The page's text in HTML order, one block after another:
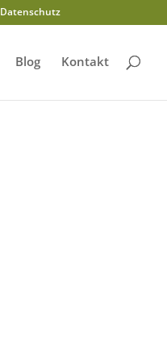
Datenschutz
Blog Kontakt